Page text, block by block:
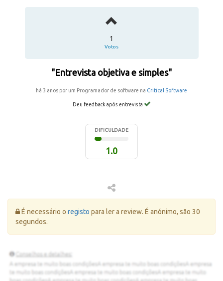
1
Votos
"Entrevista objetiva e simples"
há 3 anos por um Programador de software na Critical Software
Deu feedback após entrevista
DIFICULDADE
1.0
Erro:
É necessário o registo para ler a review. É anónimo, são 30
segundos.